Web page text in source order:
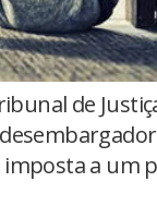
de
a um